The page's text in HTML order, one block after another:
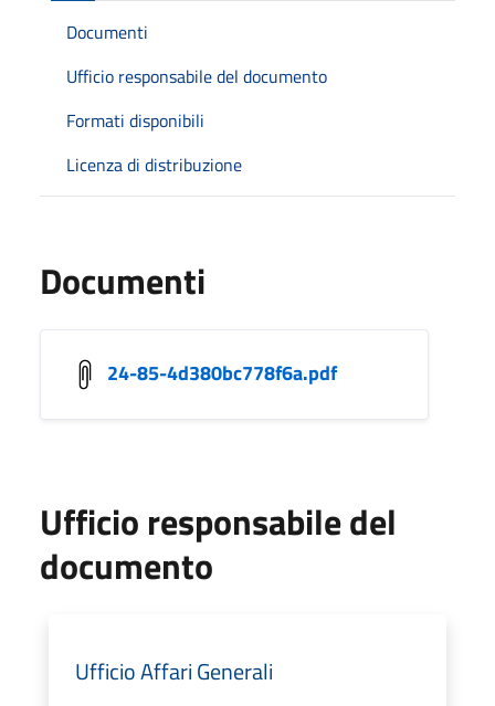
Documenti
Ufficio responsabile del documento
Formati disponibili
Licenza di distribuzione
Documenti
24-85-4d380bc778f6a.pdf
Ufficio responsabile del
documento
Ufficio Affari Generali